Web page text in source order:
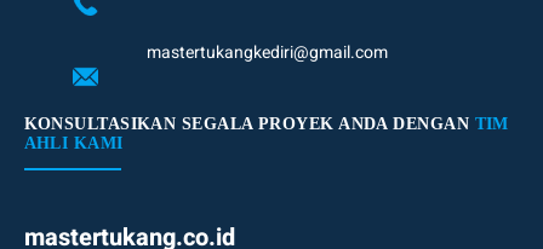
mastertukangkediri@gmail.com
KONSULTASIKAN SEGALA PROYEK ANDA DENGAN TIM
AHLI KAMI
mastertukang.co.id